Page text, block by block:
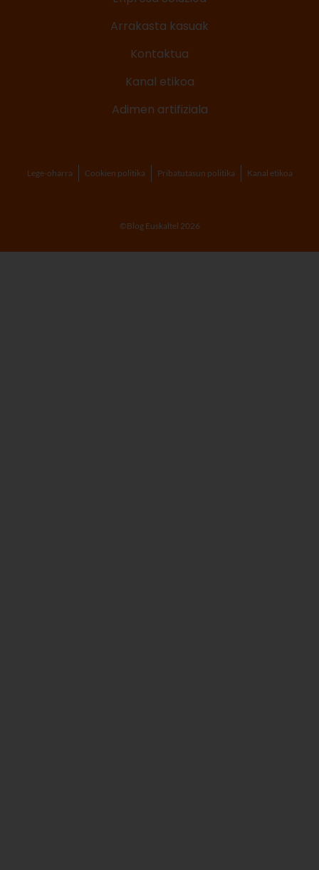
Arrakasta kasuak
Kontaktua
Kanal etikoa
Adimen artifiziala
Lege-oharra Cookien politika Pribatutasun politika Kanal etikoa
©Blog Euskaltel 2026